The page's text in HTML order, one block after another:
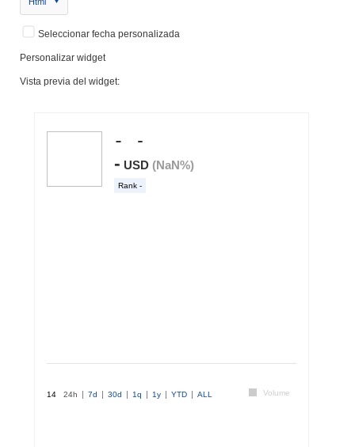
Seleccionar fecha personalizada
Personalizar widget
Vista previa del widget: